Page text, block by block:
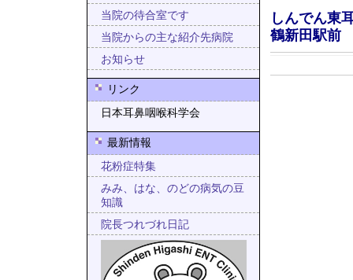
当院の待合室です
当院からの主な紹介先病院
お知らせ
リンク
日本耳鼻咽喉科学会
最新情報
花粉症特集
みみ、はな、のどの病気の豆
知識
院長つれづれ日記
しんでん東
鶴新田駅前